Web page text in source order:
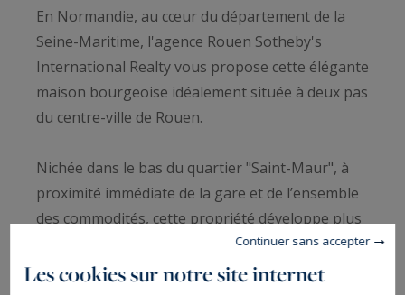
En Normandie, au cœur du département de la
Seine-Maritime, l'agence Rouen Sotheby's
International Realty vous propose cette élégante
maison bourgeoise idéalement située à deux pas
du centre-ville de Rouen.
Nichée dans le bas du quartier "Saint-Maur", à
proximité immédiate de la gare et de l’ensemble
des commodités, cette propriété développe plus
de 236 m² habitables. Elle se déploie sur trois
niveaux et bénéficie d’une extension
Les cookies sur notre site internet
Continuer sans accepter